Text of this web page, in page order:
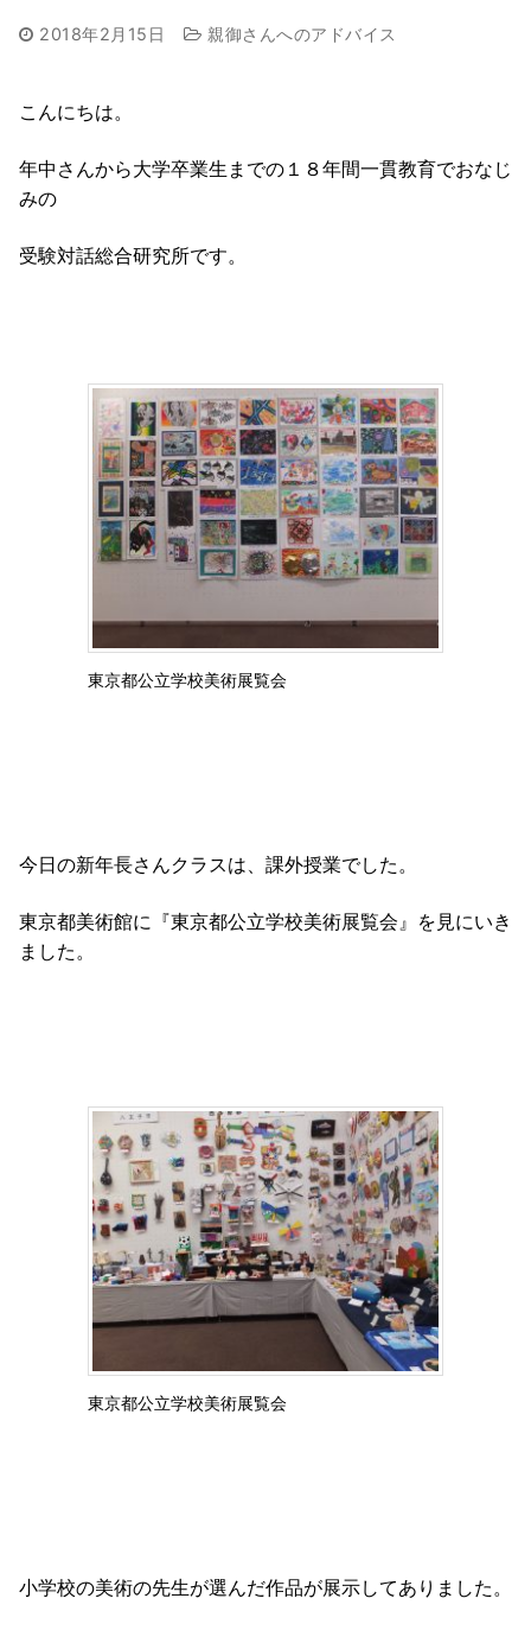
2018年2月15日 親御さんへのアドバイス
こんにちは。
年中さんから大学卒業生までの１８年間一貫教育でおなじ
みの
受験対話総合研究所です。
東京都公立学校美術展覧会
今日の新年長さんクラスは、課外授業でした。
東京都美術館に『東京都公立学校美術展覧会』を見にいき
ました。
東京都公立学校美術展覧会
小学校の美術の先生が選んだ作品が展示してありました。